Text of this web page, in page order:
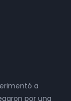
a
por una